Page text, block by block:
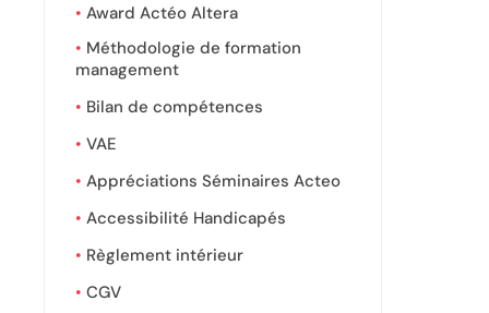
Award Actéo Altera
Méthodologie de formation
management
Bilan de compétences
VAE
Appréciations Séminaires Acteo
Accessibilité Handicapés
Règlement intérieur
CGV